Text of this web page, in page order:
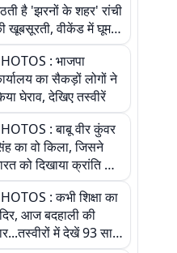
संध्या आरती के
दृश्य
है 'झरनों के शहर' रांची
खूबसूरती, वीकेंड में घूम
ये 5 वादियां
: भाजपा
का सैकड़ों लोगों ने
घेराव, देखिए तस्वीरें
: बाबू वीर कुंवर
का वो किला, जिसने
को दिखाया क्रांति का
तस्वीरों में देखिए
: कभी शिक्षा का
आज बदहाली की
में देखें 93 साल